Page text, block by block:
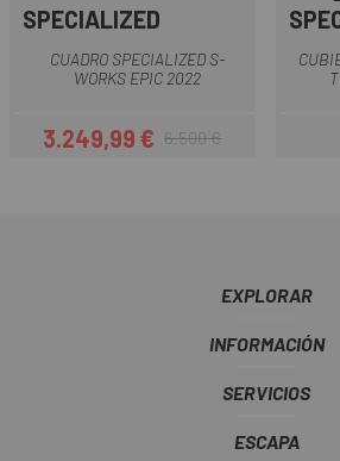
SPECIALIZED
CUADRO SPECIALIZED S-
WORKS EPIC 2022
Precio
3.249,99 €Precio regular
6.500 €
EXPLORAR
INFORMACIÓN
SERVICIOS
ESCAPA